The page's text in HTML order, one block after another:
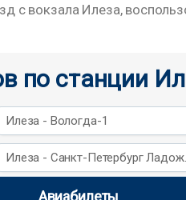
с вокзала Илеза,
по станции
Илеза - Вологда-1
Илеза - Санкт-Петербург Ладож.
Авиабилеты